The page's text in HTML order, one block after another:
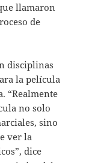
llamaron
de
disciplinas
la película
“Realmente
no solo
sino
ver la
dice